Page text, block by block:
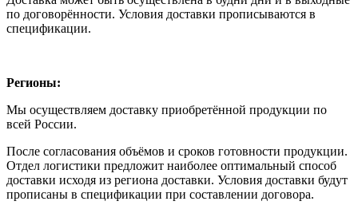
по договорённости. Условия доставки прописываются в
спецификации.
Регионы:
Мы осуществляем доставку приобретённой продукции по
всей России.
После согласования объёмов и сроков готовности продукции.
Отдел логистики предложит наиболее оптимальный способ
доставки исходя из региона доставки. Условия доставки будут
прописаны в спецификации при составлении договора.